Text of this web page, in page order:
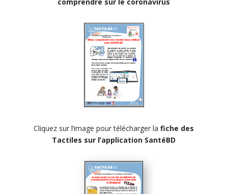
comprendre sur le coronavirus
Cliquez sur l’image pour télécharger lafiche des
Tactiles sur l’application SantéBD